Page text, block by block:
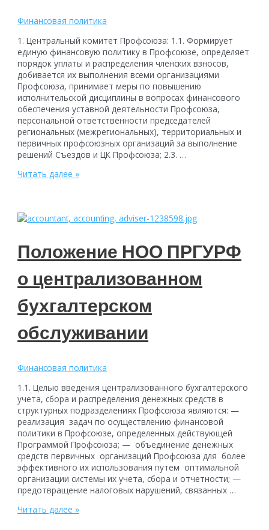
Финансовая политика
1. Центральный комитет Профсоюза: 1.1. Формирует
единую финансовую политику в Профсоюзе, определяет
порядок уплаты и распределения членских взносов,
добивается их выполнения всеми организациями
Профсоюза, принимает меры по повышению
исполнительской дисциплины в вопросах финансового
обеспечения уставной деятельности Профсоюза,
персональной ответственности председателей
региональных (межрегиональных), территориальных и
первичных профсоюзных организаций за выполнение
решений Съездов и ЦК Профсоюза; 2.3. …
Реализация
Читать далее »
Положение НОО ПРГУРФ
о централизованном
бухгалтерском
обслуживании
Финансовая политика
1.1. Целью введения централизованного бухгалтерского
учета, cбора и распределения денежных средств в
структурных подразделениях Профсоюза являются: —
реализация задач по осуществлению финансовой
политики в Профсоюзе, определенных действующей
Программой Профсоюза; — объединение денежных
средств первичных организаций Профсоюза для более
эффективного их использования путем оптимальной
организации системы их учета, сбора и отчетности; —
предотвращение налоговых нарушений, связанных …
Положение
Читать далее »